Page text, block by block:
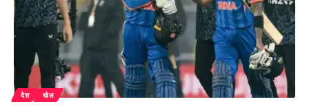
देश खेल